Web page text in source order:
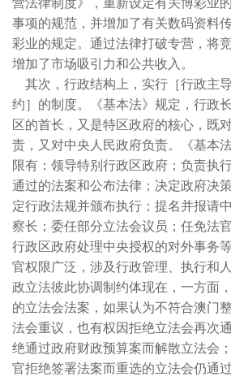
营法律制度》，重新设定有关博彩业
事项的规范，并增加了有关数码资料
彩业的规定。通过法律打破专营，将
增加了市场吸引力和公共收入。
其次，行政结构上，实行［行政主
约］的制度。《基本法》规定，行政
区的首长，又是特区政府的核心，既
责，又对中央人民政府负责。《基本
限有：领导特别行政区政府；负责执
通过的法案和公布法律；决定政府决
定行政法规并颁布执行；提名并报请
察长；委任部分立法会议员；任免法
行政区政府处理中央授权的对外事务
官权限广泛，涉及行政管理、执行和
政立法彼此协调制约体现在，一方面
的立法会法案，如果认为不符合澳门
法会重议，也有权因拒绝立法会再次
绝通过政府财政预算案而解散立法会
官拒绝签署法案而重选的立法会仍通